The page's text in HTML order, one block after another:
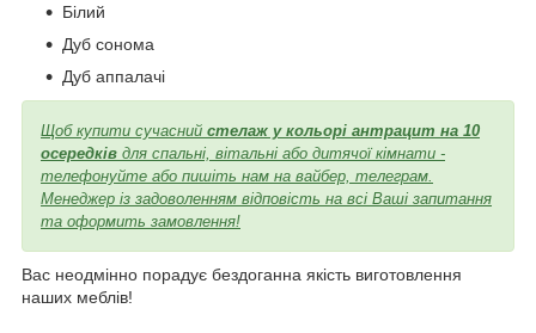
Білий
Дуб сонома
Дуб аппалачі
Щоб купити сучасний стелаж у кольорі антрацит на 10
осередків для спальні, вітальні або дитячої кімнати -
телефонуйте або пишіть нам на вайбер, телеграм.
Менеджер із задоволенням відповість на всі Ваші запитання
та оформить замовлення!
Вас неодмінно порадує бездоганна якість виготовлення
наших меблів!